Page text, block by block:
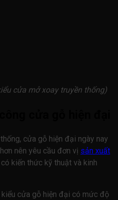
cửa mở xoay truyền thống)
cửa gỗ hiện đại ngày nay
nên yêu cầu đơn vị sản xuất
kiến thức kỹ thuật và kinh
cửa gỗ hiện đại có mức độ